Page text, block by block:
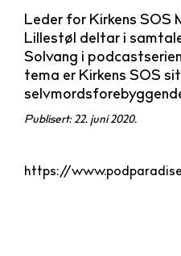
Leder for Kirkens SOS
Lillestøl deltar i
Solvang i
tema er Kirkens SOS
Publisert: 22. juni 2020.
https://